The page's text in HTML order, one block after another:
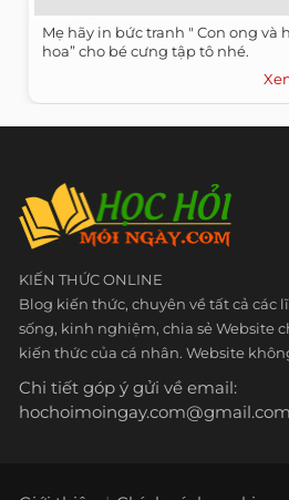
Mẹ hãy in bức tranh " Con ong và
hoa” cho bé cưng tập tô nhé.
KIẾN THỨC ONLINE
Blog kiến thức, chuyên về tất cả các
sống, kinh nghiệm, chia sẻ Website
kiến thức của cá nhân. Website
Chi tiết góp ý gửi về email:
hochoimoingay.com@gmail.com